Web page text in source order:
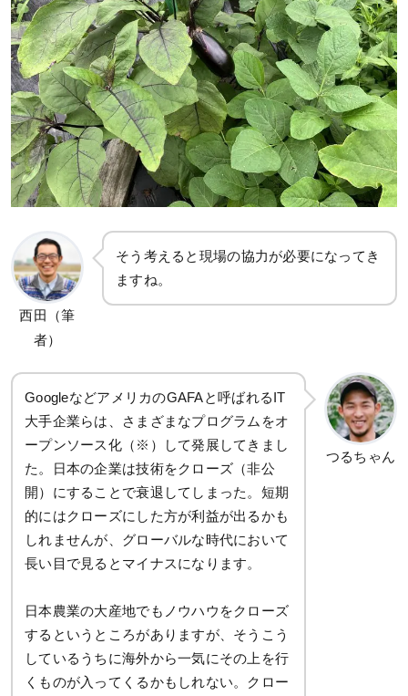
西田（筆
者）
そう考えると現場の協力が必要になってき
ますね。
GoogleなどアメリカのGAFAと呼ばれるIT
大手企業らは、さまざまなプログラムをオ
ープンソース化（※）して発展してきまし
た。日本の企業は技術をクローズ（非公
開）にすることで衰退してしまった。短期
的にはクローズにした方が利益が出るかも
しれませんが、グローバルな時代において
長い目で見るとマイナスになります。
日本農業の大産地でもノウハウをクローズ
するというところがありますが、そうこう
しているうちに海外から一気にその上を行
くものが入ってくるかもしれない。クロー
つるちゃん